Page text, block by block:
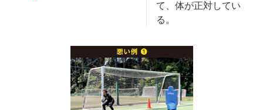
て、体が正対してい
る。